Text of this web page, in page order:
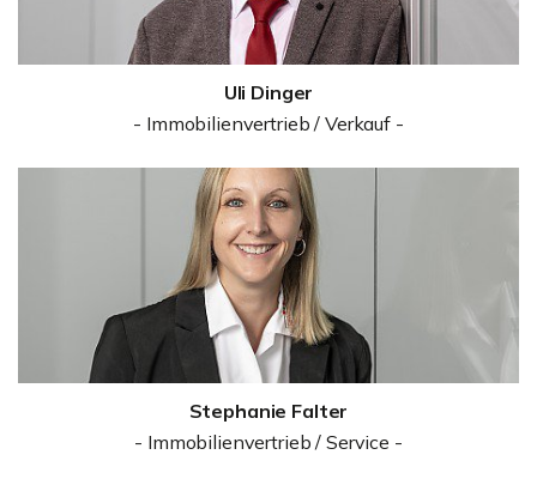
Uli Dinger
- Immobilienvertrieb / Verkauf -
Stephanie Falter
- Immobilienvertrieb / Service -